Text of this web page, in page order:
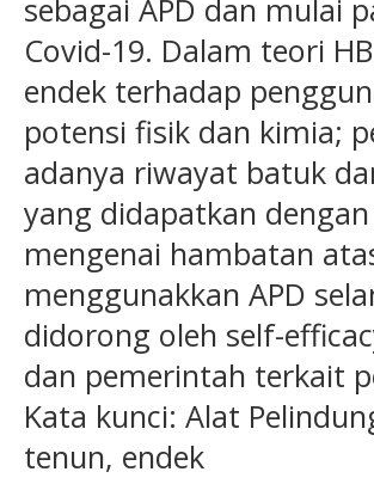
sebagai APD dan mulai
Covid-19. Dalam teori
endek terhadap
potensi fisik dan kimia;
adanya riwayat batuk
yang didapatkan
mengenai hambatan
menggunakkan APD
didorong oleh self-
dan pemerintah terkait
Kata kunci: Alat
tenun, endek